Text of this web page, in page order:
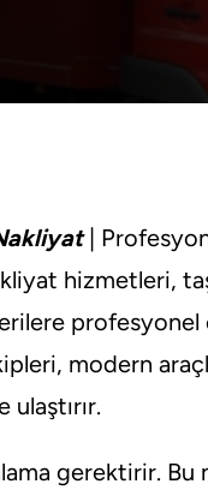
|
hizmetleri,
profesyonel
modern
ulaştırır.
gerektirir.